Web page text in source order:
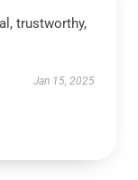
trustworthy,
Jan 15, 2025